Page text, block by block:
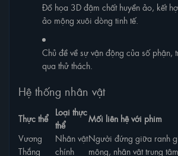
Đồ họa 3D đậm chất huyền ảo, kết
ảo mộng xuôi dòng tinh tế.
Chủ đề về sự vận động của số phận,
qua thử thách.
Hệ thống nhân vật
Thực thể
Loại thực
thể
Mối liên hệ với phim
Vương
Thắng
Nhân vật
chính
Người đứng giữa ranh
mộng, nhân vật trung